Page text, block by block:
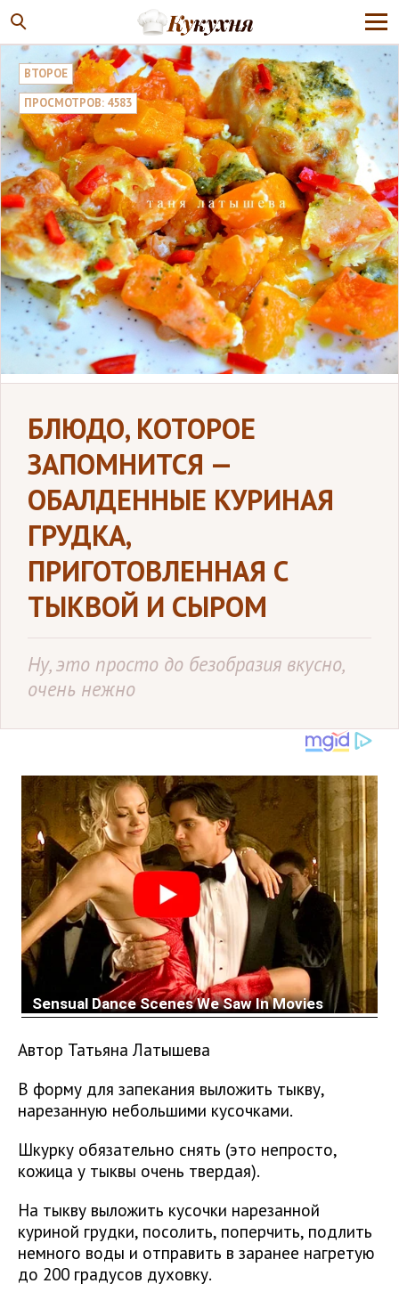
ВТОРОЕ
ПРОСМОТРОВ: 4583
БЛЮДО, КОТОРОЕ
ЗАПОМНИТСЯ —
ОБАЛДЕННЫЕ КУРИНАЯ
ГРУДКА,
ПРИГОТОВЛЕННАЯ С
ТЫКВОЙ И СЫРОМ
Ну, это просто до безобразия вкусно,
очень нежно
Автор Татьяна Латышева
В форму для запекания выложить тыкву,
нарезанную небольшими кусочками.
Шкурку обязательно снять (это непросто,
кожица у тыквы очень твердая).
На тыкву выложить кусочки нарезанной
куриной грудки, посолить, поперчить, подлить
немного воды и отправить в заранее нагретую
до 200 градусов духовку.